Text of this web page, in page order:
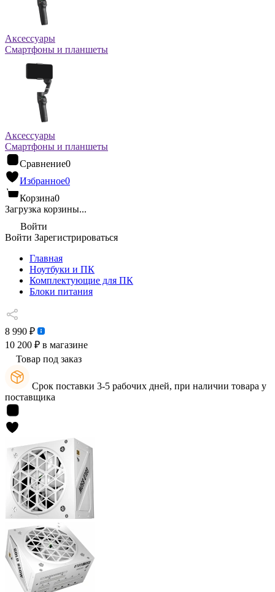
Аксессуары
Смартфоны и планшеты
Аксессуары
Смартфоны и планшеты
Сравнение0
Избранное0
Корзина0
Загрузка корзины...
Войти
Войти Зарегистрироваться
Главная
Ноутбуки и ПК
Комплектующие для ПК
Блоки питания
8 990 ₽
10 200 ₽ в магазине
Товар под заказ
Срок поставки 3-5 рабочих дней, при наличии товара у
поставщика